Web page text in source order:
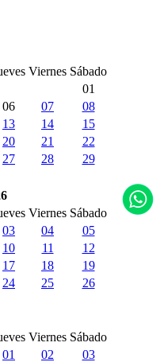
Viernes Sábado
01
06 07
08
13 14
15
20 21
22
27 28
29
Viernes Sábado
03 04
05
10 11
12
17 18
19
24 25
26
Viernes Sábado
01
02
03